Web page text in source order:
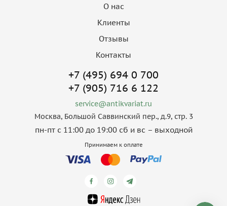
О нас
Клиенты
Отзывы
Контакты
+7 (495) 694 0 700
+7 (905) 716 6 122
service@antikvariat.ru
Москва, Большой Саввинский пер., д.9, стр. 3
пн-пт с 11:00 до 19:00 сб и вс – выходной
Принимаем к оплате